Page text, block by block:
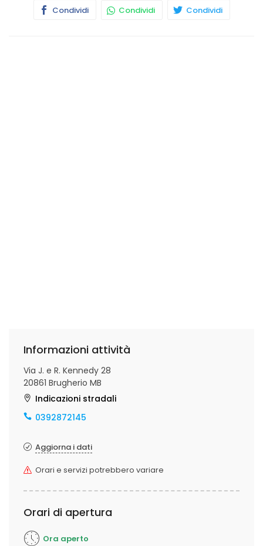
Condividi Condividi Condividi
Informazioni attività
Via J. e R. Kennedy 28
20861 Brugherio MB
Indicazioni stradali
0392872145
Aggiorna i dati
Orari e servizi potrebbero variare
Orari di apertura
Ora aperto